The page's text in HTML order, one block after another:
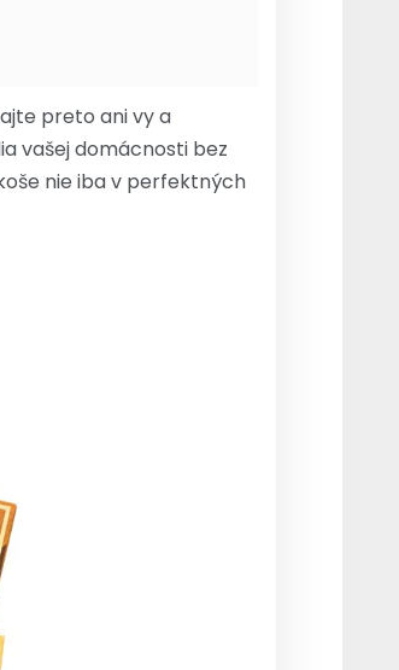
preto ani vy a
vašej domácnosti bez
nie iba v perfektných